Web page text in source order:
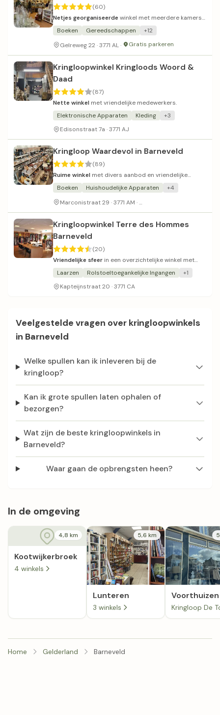
(60)
Netjes georganiseerde winkel met meerdere kamers
en vriendelijke, betaalbare service.
Boeken Gereedschappen
+12
Gelreweg 22 · 3771 AL ·
Gratis parkeren
Kringloopwinkel Kringloods Woord &
Daad
(87)
Nette winkel met vriendelijke medewerkers.
Elektronische Apparaten
Kleding
+3
Edisonstraat 7a · 3771 AJ
Kringloop Waardevol in Barneveld
(89)
Ruime winkel met divers aanbod en vriendelijke
bediening.
Boeken Huishoudelijke Apparaten
+4
Marconistraat 29 · 3771 AM ·
Kringloopwinkel Terre des Hommes
Barneveld
(20)
Vriendelijke sfeer in een overzichtelijke winkel met
netjes geprijsde kleding.
Laarzen Rolstoeltoegankelijke Ingangen
+1
Kapteijnstraat 20 · 3771 CA
Veelgestelde vragen over kringloopwinkels
in Barneveld
Welke spullen kan ik inleveren bij de
kringloop?
Kan ik grote spullen laten ophalen of
bezorgen?
Wat zijn de beste kringloopwinkels in
Barneveld?
Waar gaan de opbrengsten heen?
In de omgeving
4,8 km
Kootwijkerbroek
4 winkels
5,6 km
Lunteren
3 winkels
Voorthuizen
Home Gelderland Barneveld